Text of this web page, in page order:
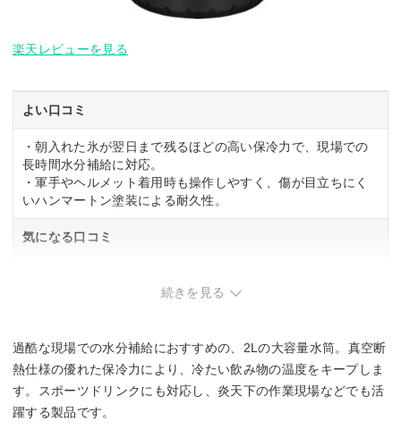
楽天レビューを見る
よい口コミ
・朝入れた氷が翌日まで残るほどの高い保冷力で、現場での
長時間水分補給に対応。
・軍手やヘルメット着用時も操作しやすく、傷が目立ちにく
いハンマートン塗装による耐久性。
気になる口コミ
続きを見る
過酷な現場での水分補給におすすめの、2Lの大容量水筒。真空断
熱仕様の優れた保冷力により、冷たい飲み物の温度をキープしま
す。スポーツドリンクにも対応し、炎天下の作業現場などでも活
躍する製品です。